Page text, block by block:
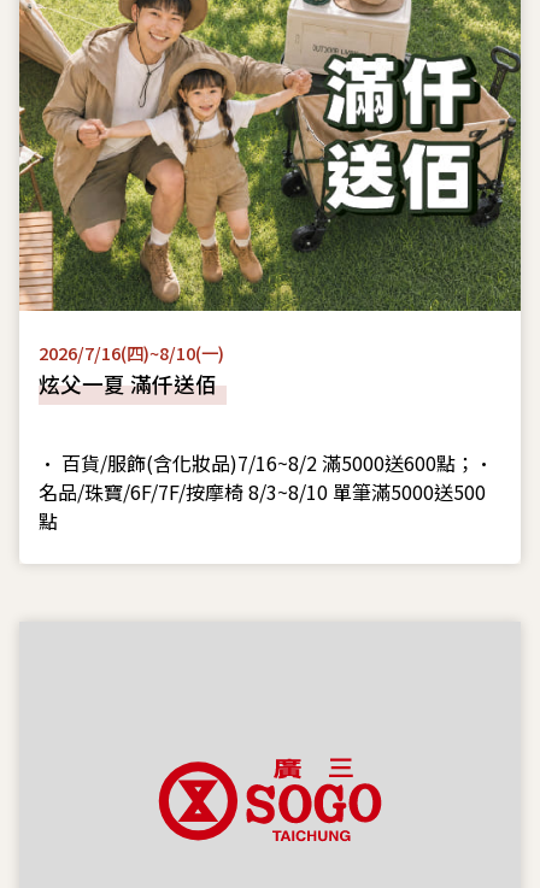
2026/7/16(四)~8/10(一)
炫父一夏 滿仟送佰
• 百貨/服飾(含化妝品)7/16~8/2 滿5000送600點；•
名品/珠寶/6F/7F/按摩椅 8/3~8/10 單筆滿5000送500
點